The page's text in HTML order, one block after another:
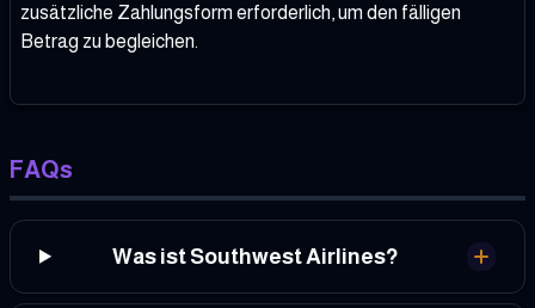
zusätzliche Zahlungsform erforderlich, um den fälligen
Betrag zu begleichen.
FAQs
Was ist Southwest Airlines?